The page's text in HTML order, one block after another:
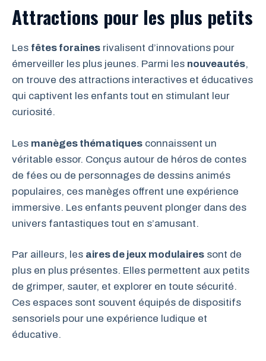
Attractions pour les plus petits
Les fêtes foraines rivalisent d’innovations pour
émerveiller les plus jeunes. Parmi les nouveautés,
on trouve des attractions interactives et éducatives
qui captivent les enfants tout en stimulant leur
curiosité.
Les manèges thématiques connaissent un
véritable essor. Conçus autour de héros de contes
de fées ou de personnages de dessins animés
populaires, ces manèges offrent une expérience
immersive. Les enfants peuvent plonger dans des
univers fantastiques tout en s’amusant.
Par ailleurs, les aires de jeux modulaires sont de
plus en plus présentes. Elles permettent aux petits
de grimper, sauter, et explorer en toute sécurité.
Ces espaces sont souvent équipés de dispositifs
sensoriels pour une expérience ludique et
éducative.